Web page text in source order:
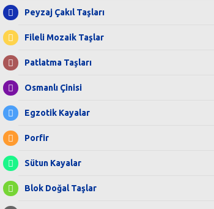
Peyzaj Çakıl Taşları
Fileli Mozaik Taşlar
Patlatma Taşları
Osmanlı Çinisi
Egzotik Kayalar
Porfir
Sütun Kayalar
Blok Doğal Taşlar